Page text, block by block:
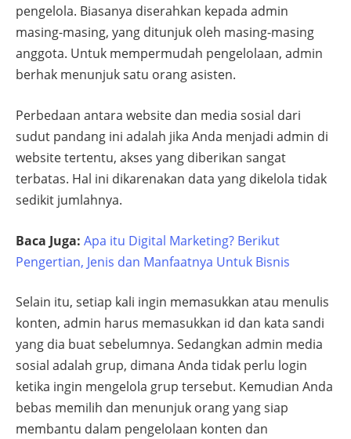
pengelola. Biasanya diserahkan kepada admin
masing-masing, yang ditunjuk oleh masing-masing
anggota. Untuk mempermudah pengelolaan, admin
berhak menunjuk satu orang asisten.
Perbedaan antara website dan media sosial dari
sudut pandang ini adalah jika Anda menjadi admin di
website tertentu, akses yang diberikan sangat
terbatas. Hal ini dikarenakan data yang dikelola tidak
sedikit jumlahnya.
Baca Juga: Apa itu Digital Marketing? Berikut
Pengertian, Jenis dan Manfaatnya Untuk Bisnis
Selain itu, setiap kali ingin memasukkan atau menulis
konten, admin harus memasukkan id dan kata sandi
yang dia buat sebelumnya. Sedangkan admin media
sosial adalah grup, dimana Anda tidak perlu login
ketika ingin mengelola grup tersebut. Kemudian Anda
bebas memilih dan menunjuk orang yang siap
membantu dalam pengelolaan konten dan